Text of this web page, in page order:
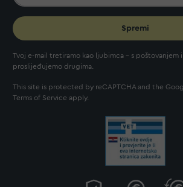
Spremi
Tvoj e-mail tretiramo kao ljubimca - s poštovanjem
proslijeđujemo drugima.
This site is protected by reCAPTCHA and the
Terms of Service apply.